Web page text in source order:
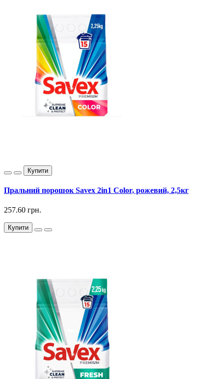
Купити
Пральний порошок Savex 2in1 Color, рожевий, 2,5кг
257.60 грн.
Купити